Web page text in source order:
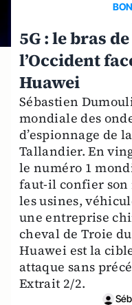
5G : le bras
l’Occident
Huawei
Sébastien
mondiale des
d’espionnage de
Tallandier. En
le numéro 1
faut-il confier son
les usines,
une entreprise
cheval de Troie
Huawei est la
attaque sans
Extrait 2/2.